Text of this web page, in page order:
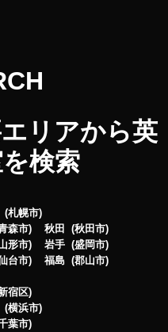
リアから英
検索
札幌市
森市 秋田
秋田市
形市 岩手
盛岡市
台市 福島 郡山市
宿区
横浜市
葉市